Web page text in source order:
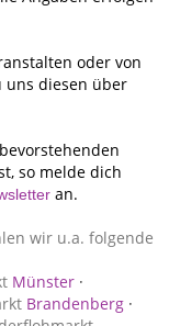
oder von
uns diesen über
so melde dich
an.
wir u.a. folgende
Münster ·
Brandenberg ·